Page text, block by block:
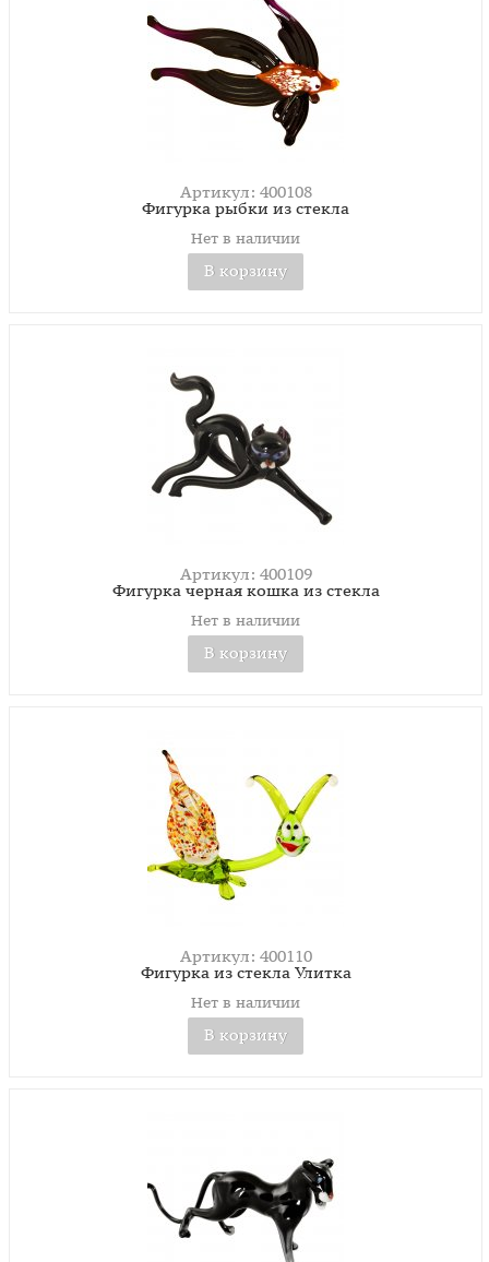
Артикул: 400108
Фигурка рыбки из стекла
Нет в наличии
В корзину
Артикул: 400109
Фигурка черная кошка из стекла
Нет в наличии
В корзину
Артикул: 400110
Фигурка из стекла Улитка
Нет в наличии
В корзину